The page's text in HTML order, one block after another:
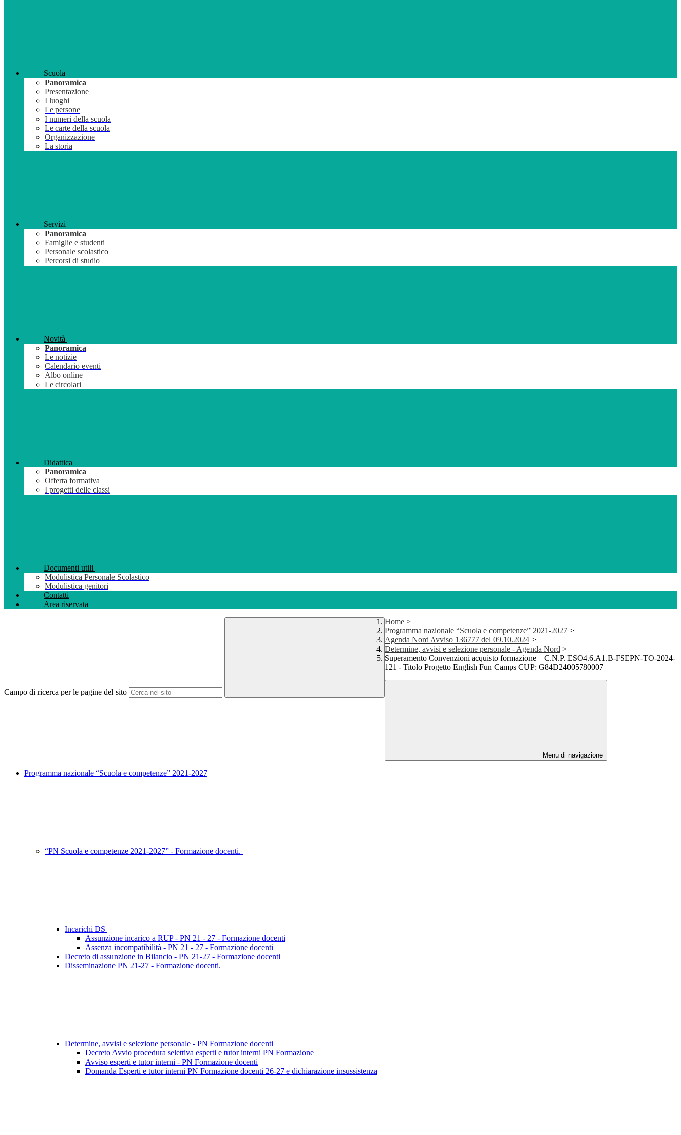
Scuola
Panoramica
Presentazione
I luoghi
Le persone
I numeri della scuola
Le carte della scuola
Organizzazione
La storia
Servizi
Panoramica
Famiglie e studenti
Personale scolastico
Percorsi di studio
Novità
Panoramica
Le notizie
Calendario eventi
Albo online
Le circolari
Didattica
Panoramica
Offerta formativa
I progetti delle classi
Documenti utili
Modulistica Personale Scolastico
Modulistica genitori
Contatti
Area riservata
Campo di ricerca per le pagine del sito
Home >
Programma nazionale “Scuola e competenze” 2021-2027 >
Agenda Nord Avviso 136777 del 09.10.2024 >
Determine, avvisi e selezione personale - Agenda Nord >
Superamento Convenzioni acquisto formazione – C.N.P. ESO4.6.A1.B-FSEPN-TO-2024-
121 - Titolo Progetto English Fun Camps CUP: G84D24005780007
Menu di navigazione
Programma nazionale “Scuola e competenze” 2021-2027
“PN Scuola e competenze 2021-2027” - Formazione docenti.
Incarichi DS
Assunzione incarico a RUP - PN 21 - 27 - Formazione docenti
Assenza incompatibilità - PN 21 - 27 - Formazione docenti
Decreto di assunzione in Bilancio - PN 21-27 - Formazione docenti
Disseminazione PN 21-27 - Formazione docenti.
Determine, avvisi e selezione personale - PN Formazione docenti
Decreto Avvio procedura selettiva esperti e tutor interni PN Formazione
Avviso esperti e tutor interni - PN Formazione docenti
Domanda Esperti e tutor interni PN Formazione docenti 26-27 e dichiarazione insussistenza